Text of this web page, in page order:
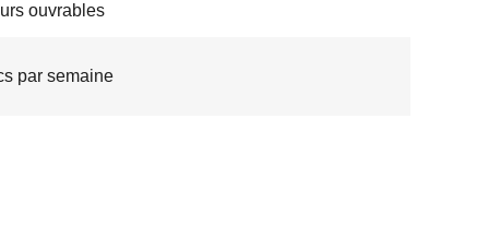
ouvrables
par semaine